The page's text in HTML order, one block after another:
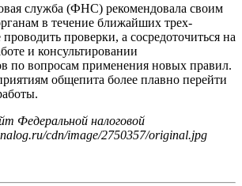
служба (ФНС) рекомендовала своим
в течение ближайших трех-
проверки, а сосредоточиться на
и консультировании
по вопросам применения новых правил.
общепита более плавно перейти
Федеральной налоговой
cdn/image/2750357/original.jpg